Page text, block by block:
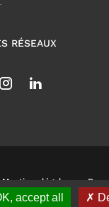
RÉSEAUX
Mentions légales
accept all